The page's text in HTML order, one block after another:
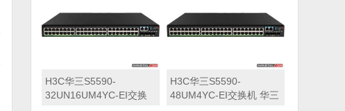
H3C华三S5590-
32UN16UM4YC-EI交换
H3C华三S5590-
48UM4YC-EI交换机 华三